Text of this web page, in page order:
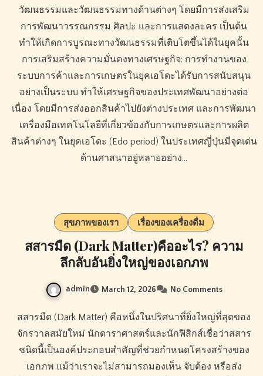
วัฒนธรรมและวัฒนธรรมทางด้านต่างๆ โดยมีการส่งเสริม
การพัฒนาวรรณกรรม ศิลปะ และการแสดงละคร เป็นต้น
ทำให้เกิดการบูรณะทางวัฒนธรรมที่เติบโตขึ้นได้ในยุคนั้น
การเสริมสร้างความมั่นคงทางเศรษฐกิจ: การทำงานของ
ระบบการค้าและการเกษตรในยุคเอโดะได้รับการสนับสนุน
อย่างเป็นระบบ ทำให้เศรษฐกิจของประเทศพัฒนาอย่างต่อ
เนื่อง โดยมีการส่งออกสินค้าไปยังต่างประเทศ และการพัฒนา
เครื่องมือเทคโนโลยีที่เกี่ยวข้องกับการเกษตรและการผลิต
สินค้าต่างๆ ในยุคเอโดะ (Edo period) ในประเทศญี่ปุ่นมีจุดเด่น
ด้านศาสนาอยู่หลายอย่าง…
สุขภาพของเรา เรื่องของเครื่องดื่ม
สสารมืด (Dark Matter)คืออะไร? ความ
ลึกลับอันยิ่งใหญ่ของเอกภพ
admin March 12, 2026 No Comments
สสารมืด (Dark Matter) คือหนึ่งในปริศนาที่ยิ่งใหญ่ที่สุดของ
จักรวาลสมัยใหม่ นักดาราศาสตร์และนักฟิสิกส์เชื่อว่าสสาร
ชนิดนี้เป็นองค์ประกอบสำคัญที่ช่วยกำหนดโครงสร้างของ
เอกภพ แม้ว่าเราจะไม่สามารถมองเห็น จับต้อง หรือส่ง